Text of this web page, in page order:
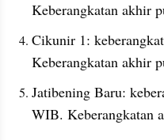
Keberangkatan akhir
Cikunir 1:
Keberangkatan akhir
Jatibening Baru:
WIB. Keberangkatan